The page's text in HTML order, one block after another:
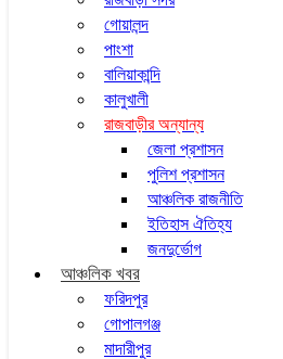
গোয়ালন্দ
পাংশা
বালিয়াকান্দি
কালুখালী
রাজবাড়ীর অন্যান্য
জেলা প্রশাসন
পুলিশ প্রশাসন
আঞ্চলিক রাজনীতি
ইতিহাস ঐতিহ্য
জনদুর্ভোগ
আঞ্চলিক খবর
ফরিদপুর
গোপালগঞ্জ
মাদারীপুর